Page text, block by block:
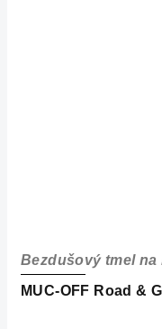
MUC-OFF Road &
Bezdušový tmel na